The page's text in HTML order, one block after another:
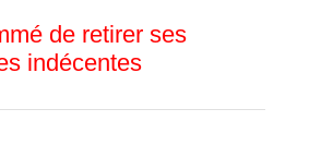
de retirer ses
indécentes